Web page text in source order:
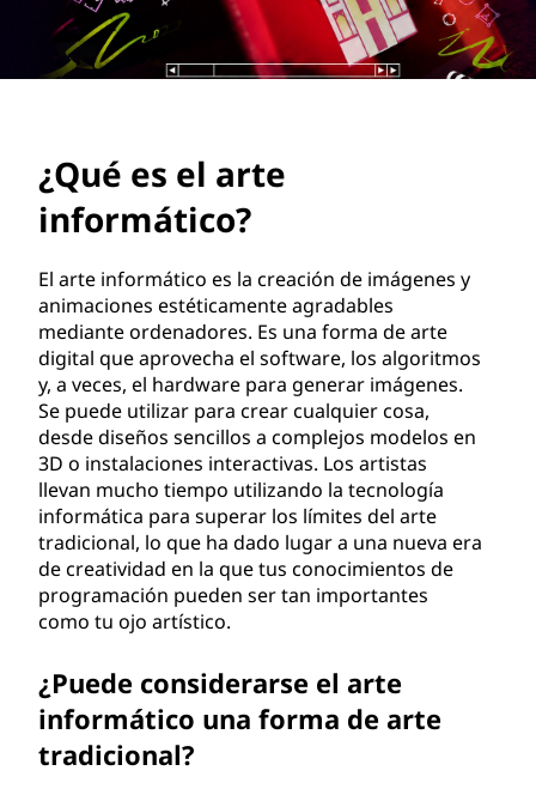
n
¿Qué es el arte
informático?
El arte informático es la creación de imágenes y
animaciones estéticamente agradables
mediante ordenadores. Es una forma de arte
digital que aprovecha el software, los algoritmos
y, a veces, el hardware para generar imágenes.
Se puede utilizar para crear cualquier cosa,
desde diseños sencillos a complejos modelos en
3D o instalaciones interactivas. Los artistas
llevan mucho tiempo utilizando la tecnología
informática para superar los límites del arte
tradicional, lo que ha dado lugar a una nueva era
de creatividad en la que tus conocimientos de
programación pueden ser tan importantes
como tu ojo artístico.
¿Puede considerarse el arte
informático una forma de arte
tradicional?